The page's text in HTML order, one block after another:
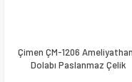
Çimen ÇM-1206
Dolabı Paslanmaz Çelik